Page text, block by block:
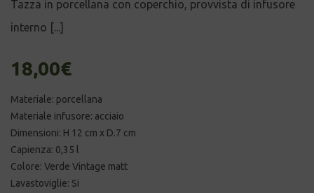
Tazza in porcellana con coperchio, provvista di infusore
interno [...]
18,00€
Materiale: porcellana
Materiale infusore: acciaio
Dimensioni: H 12 cm x D.7 cm
Capienza: 0,35 l
Colore: Verde Vintage matt
Lavastoviglie: Si